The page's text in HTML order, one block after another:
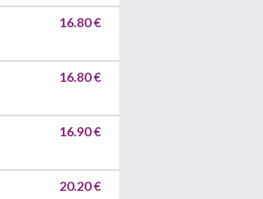
16.80 €
16.80 €
16.90 €
20.20 €